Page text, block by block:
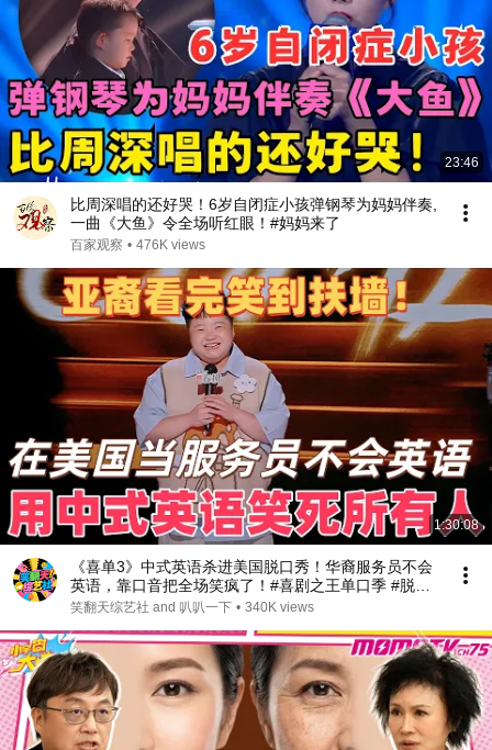
23:46
比周深唱的还好哭！6岁自闭症小孩弹钢琴为妈妈伴奏,
一曲《大鱼》令全场听红眼！#妈妈来了
百家观察 • 476K views
1:30:08
《喜单3》中式英语杀进美国脱口秀！华裔服务员不会
英语，靠口音把全场笑疯了！#喜剧之王单口季 #脱口
秀 #搞笑 #喜剧 #funny #综艺
笑翻天综艺社 and 叭叭一下 • 340K views